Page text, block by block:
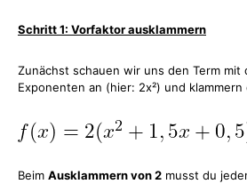
Schritt 1: Vorfaktor ausklammern
Zunächst schauen wir uns den Term mit
Exponenten an (hier: 2x²) und
Beim Ausklammern von 2 musst du